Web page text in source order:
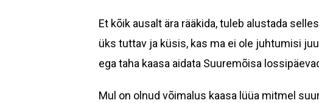
Et kõik ausalt ära rääkida, tuleb alustada
üks tuttav ja küsis, kas ma ei ole juhtumisi
ega taha kaasa aidata Suuremõisa
Mul on olnud võimalus kaasa lüüa mitmel